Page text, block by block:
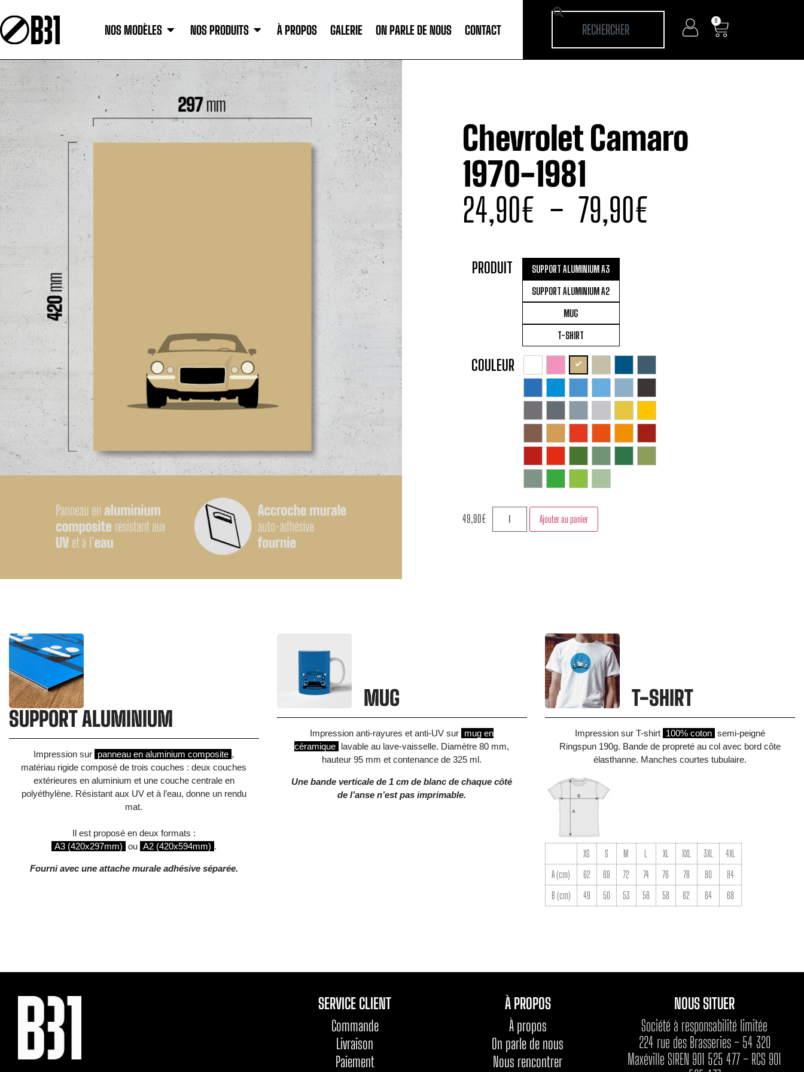
NOS MODÈLES NOS PRODUITS À PROPOS GALERIE ON PARLE DE NOUS CONTACT
0
Chevrolet Camaro
1970-1981
24,90€ – 79,90€
PRODUIT
SUPPORT ALUMINIUM A3
SUPPORT ALUMINIUM A2
MUG
T-SHIRT
COULEUR
49,90€ Ajouter au panier
SUPPORT ALUMINIUM
Impression sur panneau en aluminium composite ,
matériau rigide composé de trois couches : deux couches
extérieures en aluminium et une couche centrale en
polyéthylène. Résistant aux UV et à l’eau, donne un rendu
mat.
Il est proposé en deux formats :
A3 (420x297mm) ou A2 (420x594mm) .
Fourni avec une attache murale adhésive séparée.
MUG
Impression anti-rayures et anti-UV sur mug en
céramique lavable au lave-vaisselle. Diamètre 80 mm,
hauteur 95 mm et contenance de 325 ml.
Une bande verticale de 1 cm de blanc de chaque côté
de l’anse n’est pas imprimable.
T-SHIRT
Impression sur T-shirt 100% coton semi-peigné
Ringspun 190g. Bande de propreté au col avec bord côte
élasthanne. Manches courtes tubulaire.
XS S M L XL XXL 3XL
4XL
A (cm)
62 69 72 74 76 78 80
84
B (cm)
49 50 53 56 58 62 64 68
SERVICE CLIENT
Commande
Livraison
Paiement
À PROPOS
À propos
On parle de nous
Nous rencontrer
NOUS SITUER
Société à responsabilité limitée
224 rue des Brasseries – 54 320
Maxéville SIREN 901 525 477 – RCS 901